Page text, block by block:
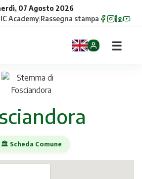
07 Agosto 2026
Academy|Rassegna stampa
☰
🏛️ Scheda Comune